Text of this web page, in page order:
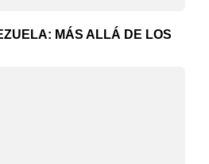
MÁS ALLÁ DE LOS